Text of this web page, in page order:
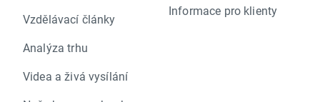
Vzdělávací články
Analýza trhu
Videa a živá vysílání
Informace pro klienty